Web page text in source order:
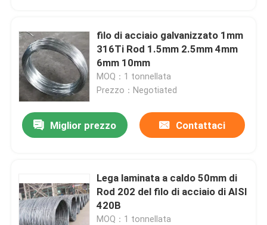
filo di acciaio galvanizzato 1mm
316Ti Rod 1.5mm 2.5mm 4mm
6mm 10mm
MOQ：1 tonnellata
Prezzo：Negotiated
Miglior prezzo Contattaci
Lega laminata a caldo 50mm di
Rod 202 del filo di acciaio di AISI
420B
MOQ：1 tonnellata